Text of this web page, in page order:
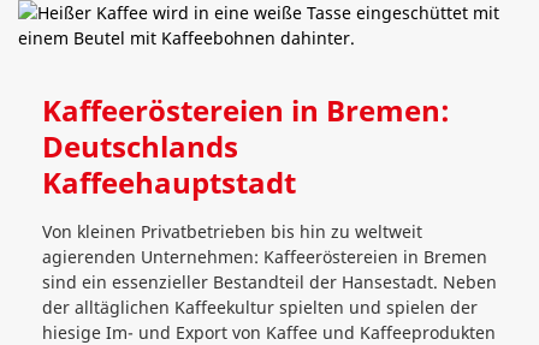
Kaffeeröstereien in Bremen:
Deutschlands
Kaffeehauptstadt
Von kleinen Privatbetrieben bis hin zu weltweit
agierenden Unternehmen: Kaffeeröstereien in Bremen
sind ein essenzieller Bestandteil der Hansestadt. Neben
der alltäglichen Kaffeekultur spielten und spielen der
hiesige Im- und Export von Kaffee und Kaffeeprodukten